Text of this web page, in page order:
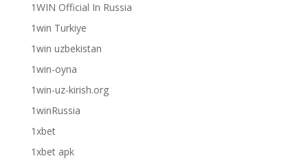
1WIN Official In Russia
1win Turkiye
1win uzbekistan
1win-oyna
1win-uz-kirish.org
1winRussia
1xbet
1xbet apk